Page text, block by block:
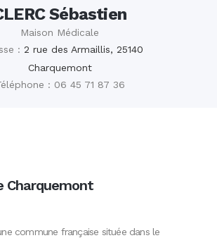
Sébastien
Maison Médicale
: 2 rue des Armaillis, 25140
Charquemont
: 06 45 71 87 36
Charquemont
commune française située dans le